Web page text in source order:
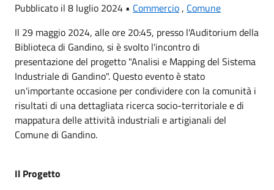
Pubblicato il 8 luglio 2024 • Commercio, Comune
Il 29 maggio 2024, alle ore 20:45, presso l'Auditorium della
Biblioteca di Gandino, si è svolto l'incontro di
presentazione del progetto "Analisi e Mapping del Sistema
Industriale di Gandino". Questo evento è stato
un'importante occasione per condividere con la comunità i
risultati di una dettagliata ricerca socio-territoriale e di
mappatura delle attività industriali e artigianali del
Comune di Gandino.
Il Progetto